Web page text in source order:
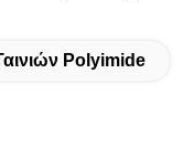
Polyimide